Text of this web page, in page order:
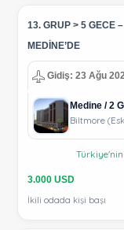
13. GRUP > 5 GECE
MEDİNE’DE
Gidiş: 23 Ağu
Medine / 2
Biltmore
3.000 USD
İkili odada kişi başı